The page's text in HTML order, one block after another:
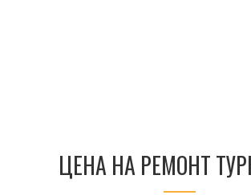
ЦЕНА НА РЕМОНТ